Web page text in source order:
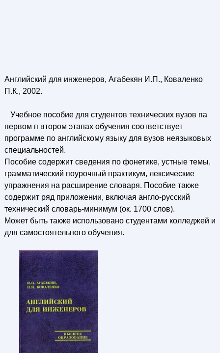
Английский для инженеров, Агабекян И.П., Коваленко
П.К., 2002.
Учебное пособие для студентов технических вузов па
первом п втором этапах обучения соответствует
программе по английскому языку для вузов неязыковых
специальностей.
Пособие содержит сведения по фонетике, устные темы,
грамматический поурочный практикум, лексические
упражнения на расширение словаря. Пособие также
содержит ряд приложении, включая англо-русский
технический словарь-минимум (ок. 1700 слов).
Может быть также использовано студентами колледжей и
для самостоятельного обучения.